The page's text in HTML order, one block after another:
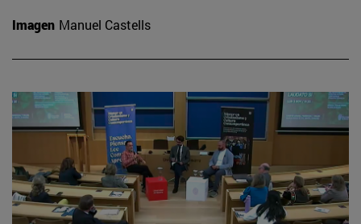
Imagen Manuel Castells